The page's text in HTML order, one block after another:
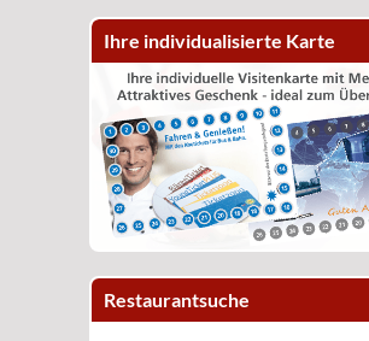
Ihre individualisierte Karte
Restaurantsuche